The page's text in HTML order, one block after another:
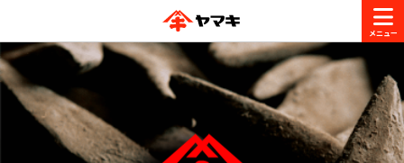
商品情報
ブランド一覧
レシピ